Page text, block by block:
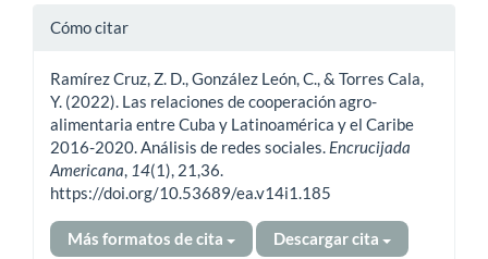
Detalles
artículo
Cómo citar
Ramírez Cruz, Z. D., González León, C., & Torres Cala,
Y. (2022). Las relaciones de cooperación agro-
alimentaria entre Cuba y Latinoamérica y el Caribe
2016-2020. Análisis de redes sociales. Encrucijada
Americana, 14(1), 21,36.
https://doi.org/10.53689/ea.v14i1.185
Más formatos de cita Descargar cita